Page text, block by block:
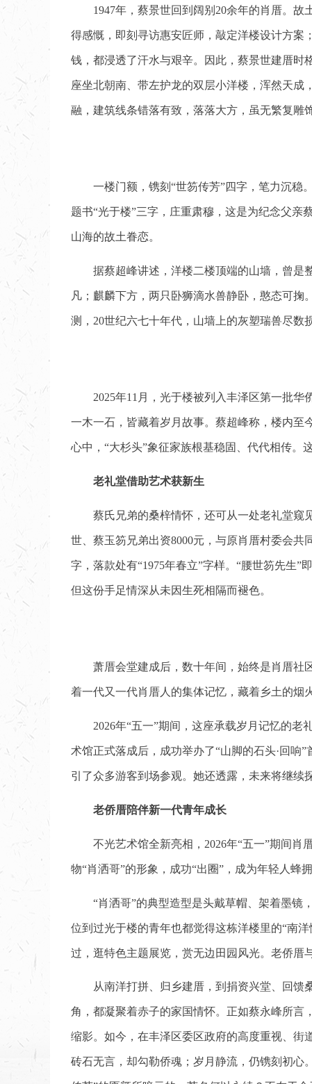
1947年，蔡景世回到阔别20余年的肖厝。
得感慨，即刻寻访惠安匠师，敲定洋楼设计方案
钱，都浸透了汗水与艰辛。因此，蔡景世建厝时
座坐北朝南、带左护龙的双层小洋楼，浑然天
融，建筑线条错落有致，落落大方，虽无繁复雕
一楼门额，镌刻“世笏传芳”四字，笔力沉稳
题书“光于楼”三字，庄重肃穆，这是为纪念父
山海的故土眷恋。
据蔡超峰讲述，洋楼二楼顶端的山墙，曾是
凡；麒麟下方，两只卧狮滴水兽静卧，憨态可
测，20世纪六七十年代，山墙上的灰塑瑞兽尽数
2025年11月，光于楼被列入丰泽区第一批
一木一石，皆藏着岁月故事。蔡超峰称，楼内至
心中，“大杉头”象征家族根基稳固、代代相传。
老礼堂借助艺术获新生
蔡氏兄弟的桑梓情怀，还可从一处老礼堂
世、蔡玉笏兄弟出资8000元，与原肖厝村委会
字，落款处有“1975年春立”字样。“腰世笏先生
但这份手足情深从未因生死相隔而褪色。
萧厝会堂建成后，数十年间，始终是肖厝社
着一代又一代肖厝人的集体记忆，藏着乡土的烟
2026年“五一”期间，这座承载岁月记忆的
术馆正式落成后，成功举办了“山脚的石头·回响
引了众多游客到场参观。她还透露，未来将继续
老侨厝陪伴新一代青年成长
不光艺术馆全新亮相，2026年“五一”期间肖
物“肖洒哥”的形象，成功“出圈”，成为年轻人蜂
“肖洒哥”的典型造型是头戴草帽、架着墨镜
位到过光于楼的青年也都觉得这栋洋楼里的“南
过，逛特色主题展览，赏无边田园风光。老侨厝
从南洋打拼、归乡建厝，到捐资兴堂、回
角，都凝聚着赤子的家国情怀。正如蔡永峰所言
缩影。如今，在丰泽区委区政府的高度重视、街
砖石无言，却勾勒侨魂；岁月静流，仍镌刻初心